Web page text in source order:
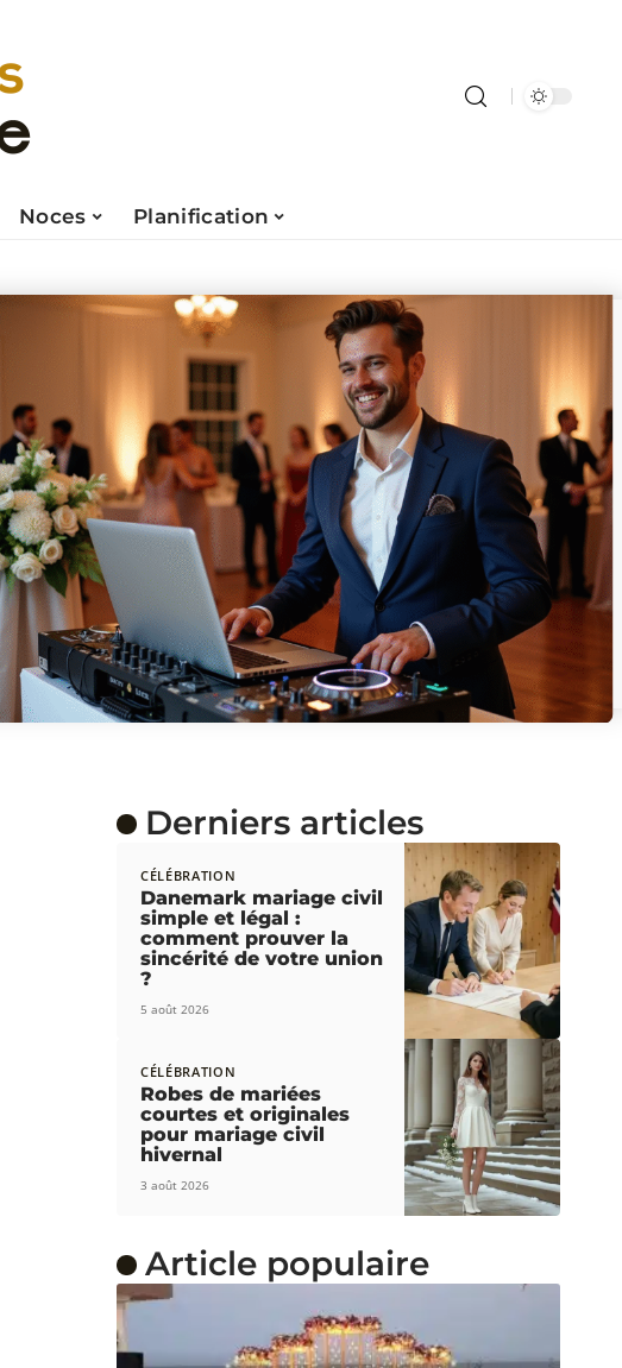
Noces Planification
Derniers articles
CÉLÉBRATION
Danemark mariage civil
simple et légal :
comment prouver la
sincérité de votre union
?
5 août 2026
CÉLÉBRATION
Robes de mariées
courtes et originales
pour mariage civil
hivernal
3 août 2026
Article populaire